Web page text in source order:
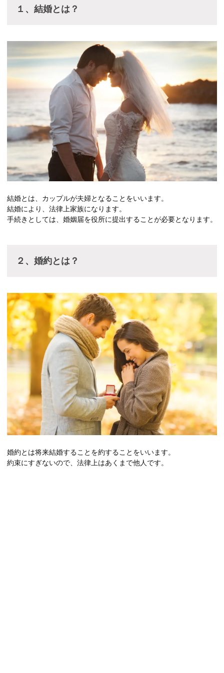
１、結婚とは？
結婚とは、カップルが夫婦となることをいいます。
結婚により、法律上家族になります。
手続きとしては、婚姻届を役所に提出することが必要となります。
２、婚約とは？
婚約とは将来結婚することを約することをいいます。
約束にすぎないので、法律上はあくまで他人です。